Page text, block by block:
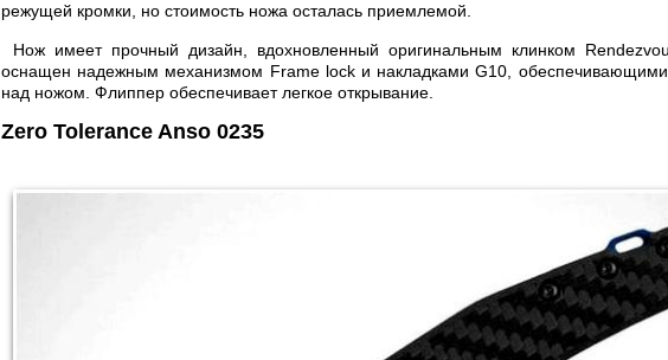
режущей кромки, но стоимость ножа осталась приемлемой.
Нож имеет прочный дизайн, вдохновленный оригинальным клинком
оснащен надежным механизмом Frame lock и накладками G10, обеспечивающими
над ножом. Флиппер обеспечивает легкое открывание.
Zero Tolerance Anso 0235